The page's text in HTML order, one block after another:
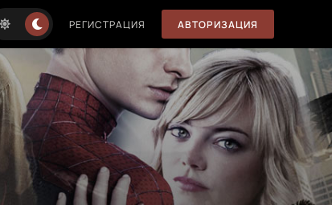
РЕГИСТРАЦИЯ АВТОРИЗАЦИЯ